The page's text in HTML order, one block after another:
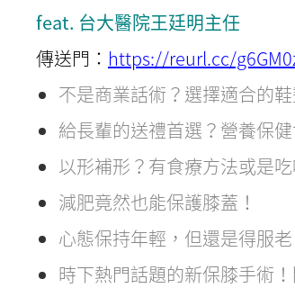
feat. 台大醫院王廷明主任
傳送門： https://reurl.cc/
不是商業話術？選擇適合的
給長輩的送禮首選？營養保
以形補形？有食療方法或是
減肥竟然也能保護膝蓋！
心態保持年輕，但還是得服
時下熱門話題的新保膝手術